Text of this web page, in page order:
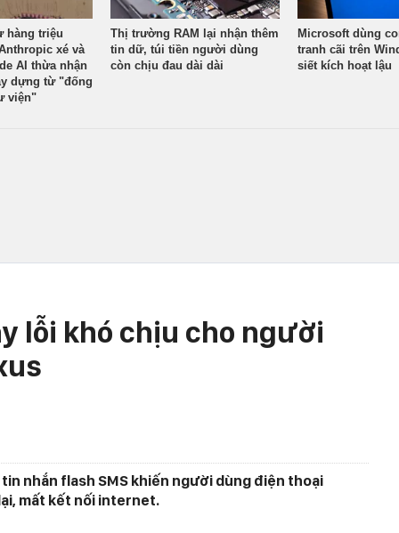
hàng triệu
xé và
AI thừa nhận
dựng từ "đống
viện"
Thị trường RAM lại nhận thêm
tin dữ, túi tiền người dùng
còn chịu đau dài dài
Microsoft dùng
tranh cãi trên
siết kích hoạt lậu
lỗi khó chịu cho người
nhắn flash SMS khiến người dùng điện thoại
mất kết nối internet.